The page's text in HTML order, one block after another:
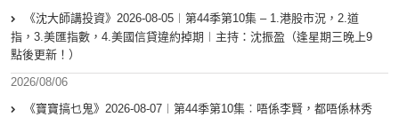
《沈大師講投資》2026-08-05︱第44季第10集 – 1.港股市況，2.道
指，3.美匯指數，4.美國信貸違約掉期︱主持：沈振盈（逢星期三晚上9
點後更新！）
2026/08/06
《寶寶搞乜鬼》2026-08-07︱第44季第10集︰唔係李賢，都唔係林秀